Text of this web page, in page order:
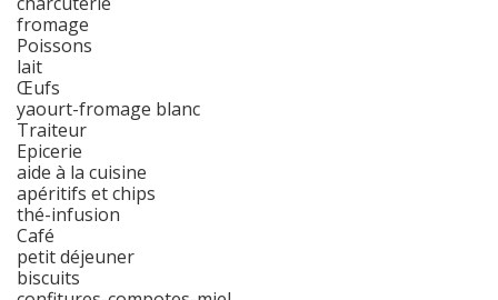
fromage
Poissons
lait
Œufs
yaourt-fromage blanc
Traiteur
Epicerie
aide à la cuisine
apéritifs et chips
thé-infusion
Café
petit déjeuner
biscuits